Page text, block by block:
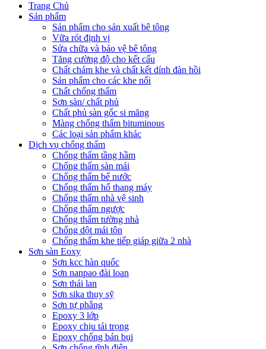
Trang Chủ
Sản phẩm
Sản phẩm cho sản xuất bê tông
Vữa rót định vị
Sửa chữa và bảo vệ bê tông
Tăng cường độ cho kết cấu
Chất chám khe và chất kết dính đàn hồi
Sản phẩm cho các khe nối
Chất chống thấm
Sơn sàn/ chất phủ
Chất phủ sàn gốc si măng
Màng chống thấm bituminous
Các loại sản phẩm khác
Dịch vụ chống thấm
Chống thấm tầng hầm
Chống thấm sàn mái
Chống thấm bể nước
Chống thấm hố thang máy
Chống thấm nhà vệ sinh
Chống thấm ngược
Chống thấm tường nhà
Chống dột mái tôn
Chống thấm khe tiếp giáp giữa 2 nhà
Sơn sàn Eoxy
Sơn kcc hàn quốc
Sơn nanpao đài loan
Sơn thái lan
Sơn sika thụy sỹ
Sơn tự phẳng
Epoxy 3 lớp
Epoxy chịu tải trọng
Epoxy chống bán bụi